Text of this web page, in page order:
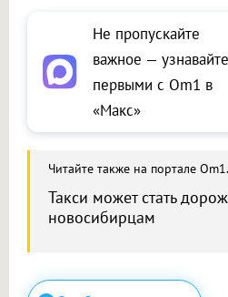
Не пропускайте
важное — узнавайте
первыми с Om1 в
«Макс»
Читайте также на портале
Такси может стать
новосибирцам